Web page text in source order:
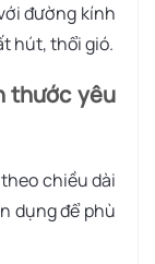
đường kính
hút, thổi gió.
thước yêu
chiều dài
dụng để phù